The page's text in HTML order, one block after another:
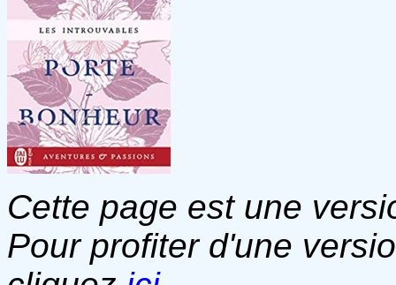
Cette page est une
Pour profiter d'une